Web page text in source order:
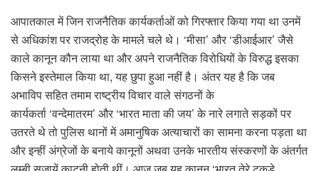
आपातकाल में जिन राजनैतिक कार्यकर्ताओं को गिरफ्तार किया गया था उनमें
से अधिकांश पर राजद्रोह के मामले चले थे। ‘मीसा’ और ‘डीआईआर’ जैसे
काले कानून कौन लाया था और अपने राजनैतिक विरोधियों के विरुद्ध इसका
किसने इस्तेमाल किया था, यह छुपा हुआ नहीं है। अंतर यह है कि जब
अभाविप सहित तमाम राष्ट्रीय विचार वाले संगठनों के
कार्यकर्ता ‘वन्देमातरम’ और ‘भारत माता की जय’ के नारे लगाते सड़कों पर
उतरते थे तो पुलिस थानों में अमानुषिक अत्याचारों का सामना करना पड़ता था
और इन्हीं अंग्रेजों के बनाये कानूनों अथवा उनके भारतीय संस्करणों के अंतर्गत